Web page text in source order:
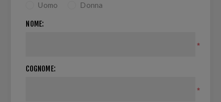
Uomo Donna
NOME:
*
COGNOME:
*